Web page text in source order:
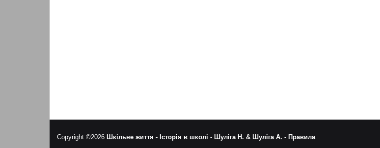
Copyright ©2026 Шкільне життя - Історія в школі - Шуліга Н. & Шуліга А. - Правила